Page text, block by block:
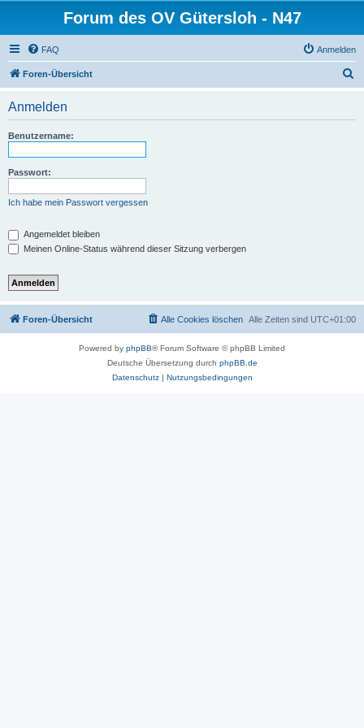
Forum des OV Gütersloh - N47
FAQ Anmelden
Foren-Übersicht
Anmelden
Benutzername:
Passwort:
Ich habe mein Passwort vergessen
Angemeldet bleiben
Meinen Online-Status während dieser Sitzung verbergen
Foren-Übersicht Alle Zeiten sind UTC+01:00
Alle Cookies löschen
Powered by phpBB® Forum Software © phpBB Limited
Deutsche Übersetzung durch phpBB.de
Datenschutz| Nutzungsbedingungen